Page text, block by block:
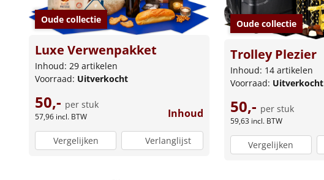
Oude collectie
Luxe Verwenpakket
Inhoud: 29 artikelen
Voorraad: Uitverkocht
50,- per stuk
57,96 incl. BTW Inhoud
Vergelijken Verlanglijst
Oude collectie
Trolley Plezier
Inhoud: 14 artikelen
Voorraad: Uitverkocht
50,- per stuk
59,63 incl. BTW
Vergelijken